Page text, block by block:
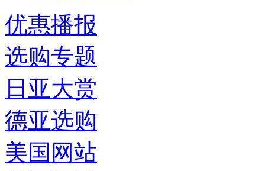
优惠播报
选购专题
日亚大赏
德亚选购
美国网站